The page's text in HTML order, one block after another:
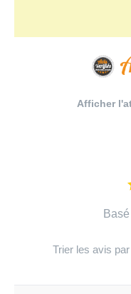
Afficher
Trier les avis par